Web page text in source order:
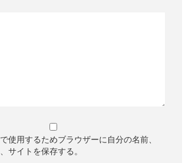
使用するためブラウザーに自分の名前、
サイトを保存する。